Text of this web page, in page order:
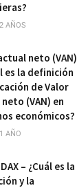
AÑOS
neto (VAN)
es la definición
de Valor
(VAN) en
económicos?
AÑO
– ¿Cuál es la
y la